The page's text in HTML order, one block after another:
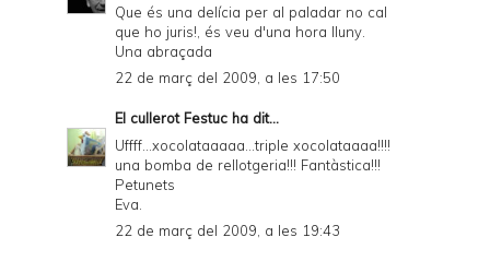
Que és una delícia per al paladar no cal
que ho juris!, és veu d'una hora lluny.
Una abraçada
22 de març del 2009, a les 17:50
El cullerot Festuc ha dit...
Uffff...xocolataaaaa...triple xocolataaaa!!!!
una bomba de rellotgeria!!! Fantàstica!!!
Petunets
Eva.
22 de març del 2009, a les 19:43